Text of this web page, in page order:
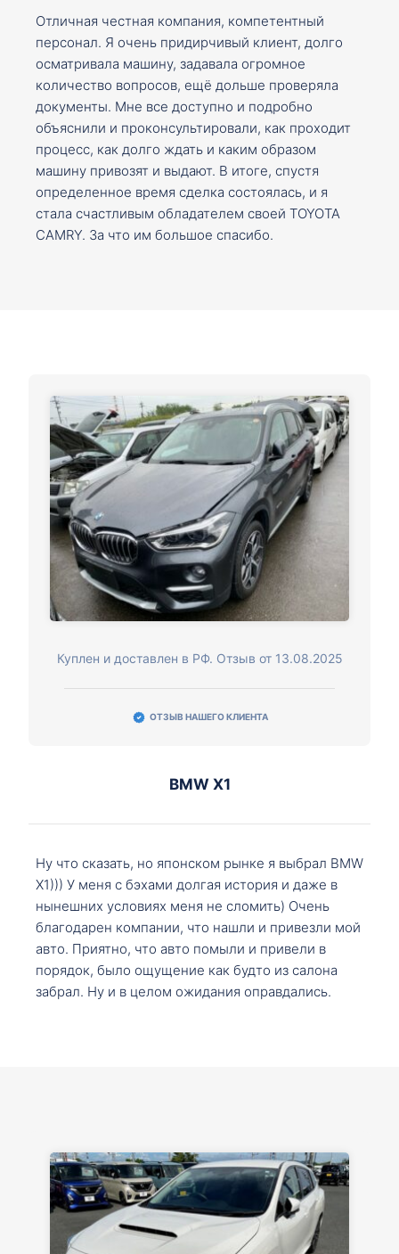
Отличная честная компания, компетентный
персонал. Я очень придирчивый клиент, долго
осматривала машину, задавала огромное
количество вопросов, ещё дольше проверяла
документы. Мне все доступно и подробно
объяснили и проконсультировали, как проходит
процесс, как долго ждать и каким образом
машину привозят и выдают. В итоге, спустя
определенное время сделка состоялась, и я
стала счастливым обладателем своей TOYOTA
CAMRY. За что им большое спасибо.
Куплен и доставлен в РФ. Отзыв от 13.08.2025
ОТЗЫВ НАШЕГО КЛИЕНТА
BMW X1
Ну что сказать, но японском рынке я выбрал BMW
X1))) У меня с бэхами долгая история и даже в
нынешних условиях меня не сломить) Очень
благодарен компании, что нашли и привезли мой
авто. Приятно, что авто помыли и привели в
порядок, было ощущение как будто из салона
забрал. Ну и в целом ожидания оправдались.